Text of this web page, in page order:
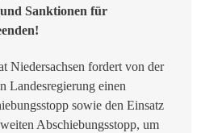
Sanktionen für
Niedersachsen fordert von der
Landesregierung einen
sowie den Einsatz
Abschiebungsstopp, um